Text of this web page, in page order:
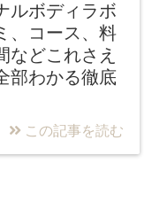
ルボディラボ
、コース、料
などこれさえ
部わかる徹底
この記事を読む